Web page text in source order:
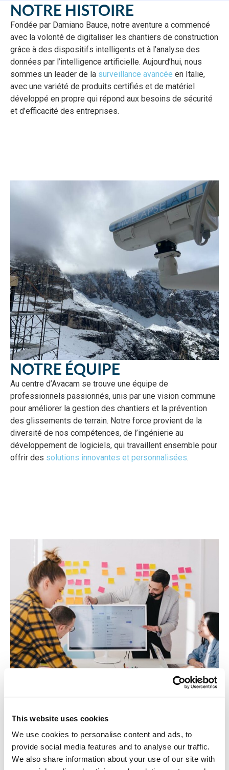
This website uses cookies
We use cookies to personalise content and ads, to
provide social media features and to analyse our traffic.
We also share information about your use of our site with
NOTRE HISTOIRE
Fondée par Damiano Bauce, notre aventure a commencé
avec la volonté de digitaliser les chantiers de construction
grâce à des dispositifs intelligents et à l’analyse des
données par l’intelligence artificielle. Aujourd’hui, nous
sommes un leader de la surveillance avancée en Italie,
avec une variété de produits certifiés et de matériel
développé en propre qui répond aux besoins de sécurité
et d’efficacité des entreprises.
NOTRE ÉQUIPE
Au centre d’Avacam se trouve une équipe de
professionnels passionnés, unis par une vision commune
pour améliorer la gestion des chantiers et la prévention
des glissements de terrain. Notre force provient de la
diversité de nos compétences, de l’ingénierie au
développement de logiciels, qui travaillent ensemble pour
offrir des solutions innovantes et personnalisées.
INNOVATION ET
TECHNOLOGIE
Notre technologie pour la surveillance des glissements